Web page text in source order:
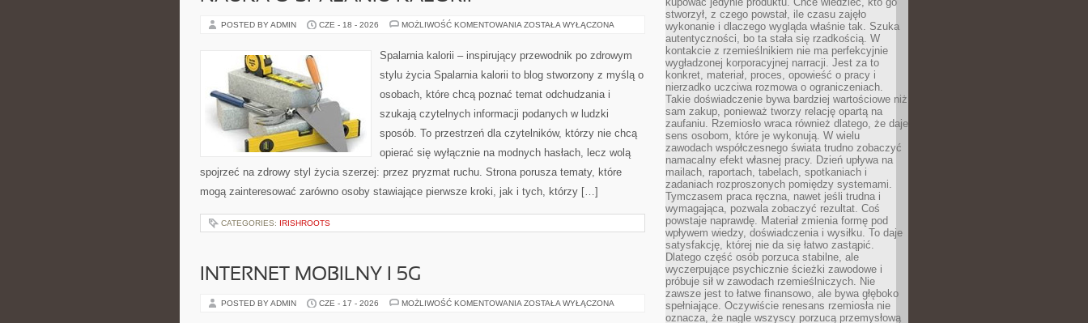
POSTED BY ADMIN CZE - 18 - 2026 MOŻLIWOŚĆ KOMENTOWANIA NAUKA
ZOSTAŁA WYŁĄCZONA
Spalarnia kalorii – inspirujący przewodnik po zdrowym
stylu życia Spalarnia kalorii to blog stworzony z myślą o
osobach, które chcą poznać temat odchudzania i
szukają czytelnych informacji podanych w ludzki
sposób. To przestrzeń dla czytelników, którzy nie chcą
opierać się wyłącznie na modnych hasłach, lecz wolą
spojrzeć na zdrowy styl życia szerzej: przez pryzmat ruchu. Strona porusza tematy, które
mogą zainteresować zarówno osoby stawiające pierwsze kroki, jak i tych, którzy […]
CATEGORIES: IRISHROOTS
INTERNET MOBILNY I 5G
POSTED BY ADMIN CZE - 17 - 2026 MOŻLIWOŚĆ KOMENTOWANIA INTERNET
ZOSTAŁA WYŁĄCZONA
stworzył, z czego powstał, ile czasu zajęło
wykonanie i dlaczego wygląda właśnie tak. Szuka
autentyczności, bo ta stała się rzadkością. W
kontakcie z rzemieślnikiem nie ma perfekcyjnie
wygładzonej korporacyjnej narracji. Jest za to
konkret, materiał, proces, opowieść o pracy i
nierzadko uczciwa rozmowa o ograniczeniach.
Takie doświadczenie bywa bardziej wartościowe niż
sam zakup, ponieważ tworzy relację opartą na
zaufaniu. Rzemiosło wraca również dlatego, że daje
sens osobom, które je wykonują. W wielu
zawodach współczesnego świata trudno zobaczyć
namacalny efekt własnej pracy. Dzień upływa na
mailach, raportach, tabelach, spotkaniach i
zadaniach rozproszonych pomiędzy systemami.
Tymczasem praca ręczna, nawet jeśli trudna i
wymagająca, pozwala zobaczyć rezultat. Coś
powstaje naprawdę. Materiał zmienia formę pod
wpływem wiedzy, doświadczenia i wysiłku. To daje
satysfakcję, której nie da się łatwo zastąpić.
Dlatego część osób porzuca stabilne, ale
wyczerpujące psychicznie ścieżki zawodowe i
próbuje sił w zawodach rzemieślniczych. Nie
zawsze jest to łatwe finansowo, ale bywa głęboko
spełniające. Oczywiście renesans rzemiosła nie
oznacza, że nagle wszyscy porzucą przemysłową